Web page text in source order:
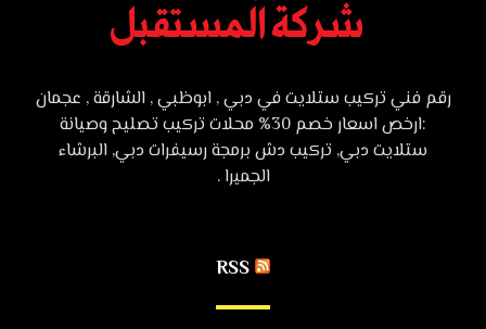
رقم فني تركيب ستلايت في دبي , ابوظبي , الشارقة , عجمان
:ارخص اسعار خصم 30% محلات تركيب تصليح وصيانة
ستلايت دبي, تركيب دش برمجة رسيفرات دبي, البرشاء
الجميرا .
RSS